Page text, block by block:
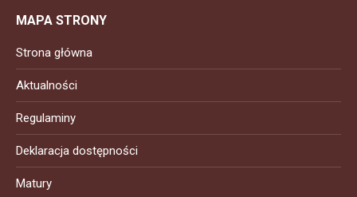
MAPA STRONY
Strona główna
Aktualności
Regulaminy
Deklaracja dostępności
Matury